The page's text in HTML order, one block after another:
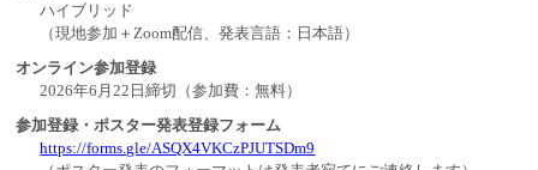
ハイブリッド
（現地参加＋Zoom配信、発表言語：日本語）
オンライン参加登録
2026年6月22日締切（参加費：無料）
参加登録・ポスター発表登録フォーム
https://forms.gle/ASQX4VKCzPJUTSDm9